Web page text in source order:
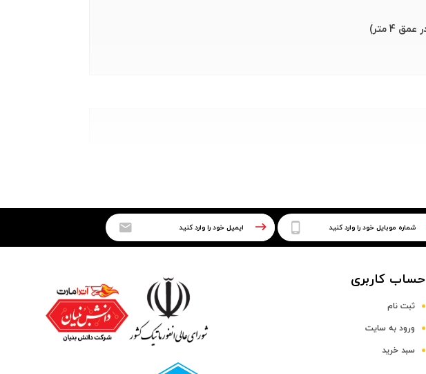
حساب کاربری
ثبت نام
ورود به سایت
سبد خرید